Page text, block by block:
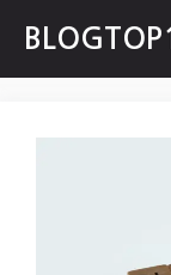
content